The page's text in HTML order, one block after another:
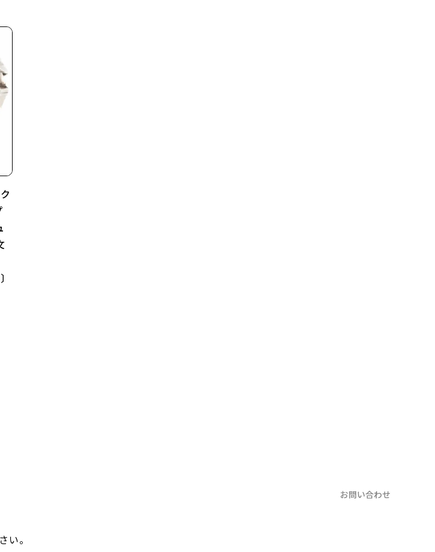
お問い合わせ
い。